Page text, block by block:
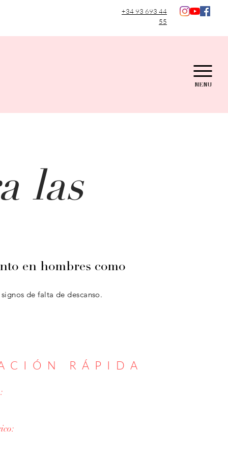
MENU
+34 93 693 44
55
las
en hombres como
de falta de descanso.
RÁPIDA